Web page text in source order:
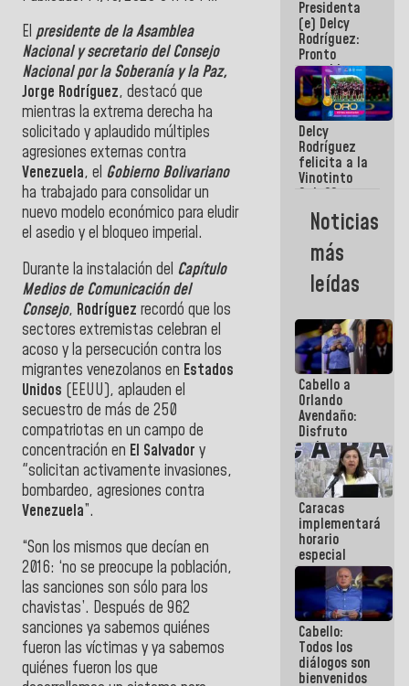
El presidente de la Asamblea
Nacional y secretario del Consejo
Nacional por la Soberanía y la Paz,
Jorge Rodríguez, destacó que
mientras la extrema derecha ha
solicitado y aplaudido múltiples
agresiones externas contra
Venezuela, el Gobierno Bolivariano
ha trabajado para consolidar un
nuevo modelo económico para eludir
el asedio y el bloqueo imperial.
Durante la instalación del Capítulo
Medios de Comunicación del
Consejo, Rodríguez recordó que los
sectores extremistas celebran el
acoso y la persecución contra los
migrantes venezolanos en Estados
Unidos (EEUU), aplauden el
secuestro de más de 250
compatriotas en un campo de
concentración en El Salvador y
"solicitan activamente invasiones,
bombardeo, agresiones contra
Venezuela”.
“Son los mismos que decían en
2016: ‘no se preocupe la población,
las sanciones son sólo para los
chavistas’. Después de 962
sanciones ya sabemos quiénes
fueron las víctimas y ya sabemos
quiénes fueron los que
historia en
los
Centroamericanos
Presidenta
(e) Delcy
Rodríguez:
Pronto
restableceremos
las
operaciones
en el
Aeropuerto
Internacional
de
Maiquetía
Delcy
Rodríguez
felicita a la
Vinotinto
Sub 20
campeona
frente
México Sub
23 en los
Centroamericanos
Noticias
más
leídas
Cabello a
Orlando
Avendaño:
Disfruto
cada vez
que escribes
porque lo
que haces
es
embarrarla
Caracas
implementará
horario
especial
para
adaptarse
al plan de
ahorro
energético
Cabello:
Todos los
diálogos son
bienvenidos